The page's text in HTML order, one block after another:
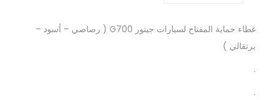
غطاء حماية المفتاح لسيارات جيتور G700 ( رصاصي – أسود –
برتقالي )
.
.